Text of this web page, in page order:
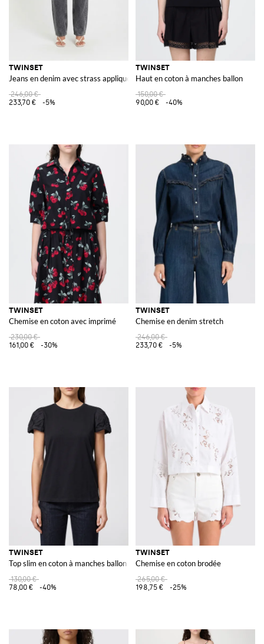
TWINSET
Jeans en denim avec strass appliqués
246,00 €
233,70 €
-5%
TWINSET
Haut en coton à manches ballon
150,00 €
90,00 €
-40%
TWINSET
Chemise en coton avec imprimé
230,00 €
161,00 €
-30%
TWINSET
Chemise en denim stretch
246,00 €
233,70 €
-5%
TWINSET
Top slim en coton à manches ballon et col rond
130,00 €
78,00 €
-40%
TWINSET
Chemise en coton brodée
265,00 €
198,75 €
-25%